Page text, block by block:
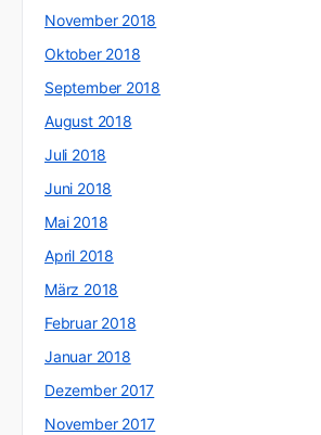
November 2018
Oktober 2018
September 2018
August 2018
Juli 2018
Juni 2018
Mai 2018
April 2018
März 2018
Februar 2018
Januar 2018
Dezember 2017
November 2017